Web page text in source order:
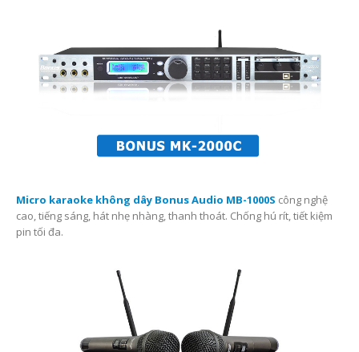
Micro karaoke không dây Bonus Audio MB-1000S công nghệ
cao, tiếng sáng, hát nhẹ nhàng, thanh thoát. Chống hú rít, tiết kiệm
pin tối đa.